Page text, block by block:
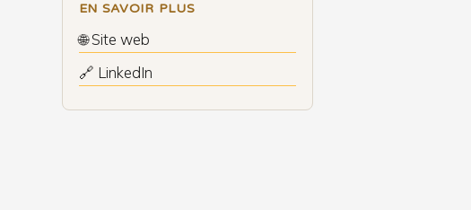
EN SAVOIR PLUS
🌐 Site web
🔗 LinkedIn